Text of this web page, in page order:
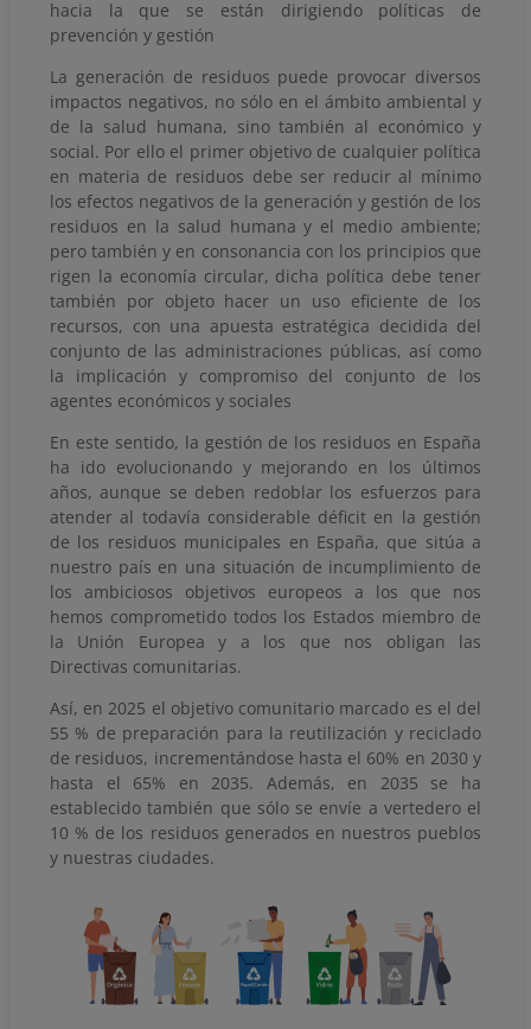
hacia la que se están dirigiendo políticas de
prevención y gestión
La generación de residuos puede provocar diversos
impactos negativos, no sólo en el ámbito ambiental y
de la salud humana, sino también al económico y
social. Por ello el primer objetivo de cualquier política
en materia de residuos debe ser reducir al mínimo
los efectos negativos de la generación y gestión de los
residuos en la salud humana y el medio ambiente;
pero también y en consonancia con los principios que
rigen la economía circular, dicha política debe tener
también por objeto hacer un uso eficiente de los
recursos, con una apuesta estratégica decidida del
conjunto de las administraciones públicas, así como
la implicación y compromiso del conjunto de los
agentes económicos y sociales
En este sentido, la gestión de los residuos en España
ha ido evolucionando y mejorando en los últimos
años, aunque se deben redoblar los esfuerzos para
atender al todavía considerable déficit en la gestión
de los residuos municipales en España, que sitúa a
nuestro país en una situación de incumplimiento de
los ambiciosos objetivos europeos a los que nos
hemos comprometido todos los Estados miembro de
la Unión Europea y a los que nos obligan las
Directivas comunitarias.
Así, en 2025 el objetivo comunitario marcado es el del
55 % de preparación para la reutilización y reciclado
de residuos, incrementándose hasta el 60% en 2030 y
hasta el 65% en 2035. Además, en 2035 se ha
establecido también que sólo se envíe a vertedero el
10 % de los residuos generados en nuestros pueblos
y nuestras ciudades.